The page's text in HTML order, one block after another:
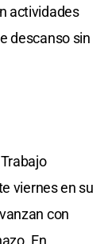
actividades
descanso sin
viernes en su
con
En